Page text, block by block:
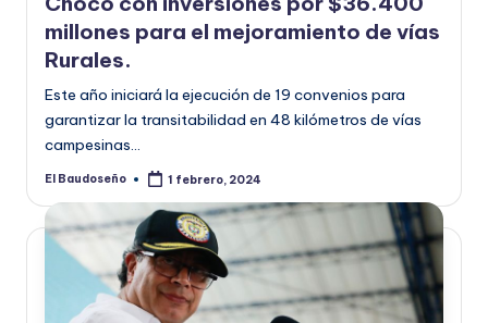
O
millones para el mejoramiento de vías
Rurales.
Este año iniciará la ejecución de 19 convenios para
garantizar la transitabilidad en 48 kilómetros de vías
campesinas…
Publicado
El Baudoseño 1 febrero, 2024